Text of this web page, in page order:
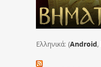
Ελληνικά: (Android,